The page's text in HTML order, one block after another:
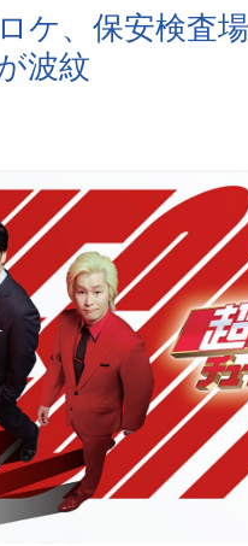
ケ、保安検査
波紋